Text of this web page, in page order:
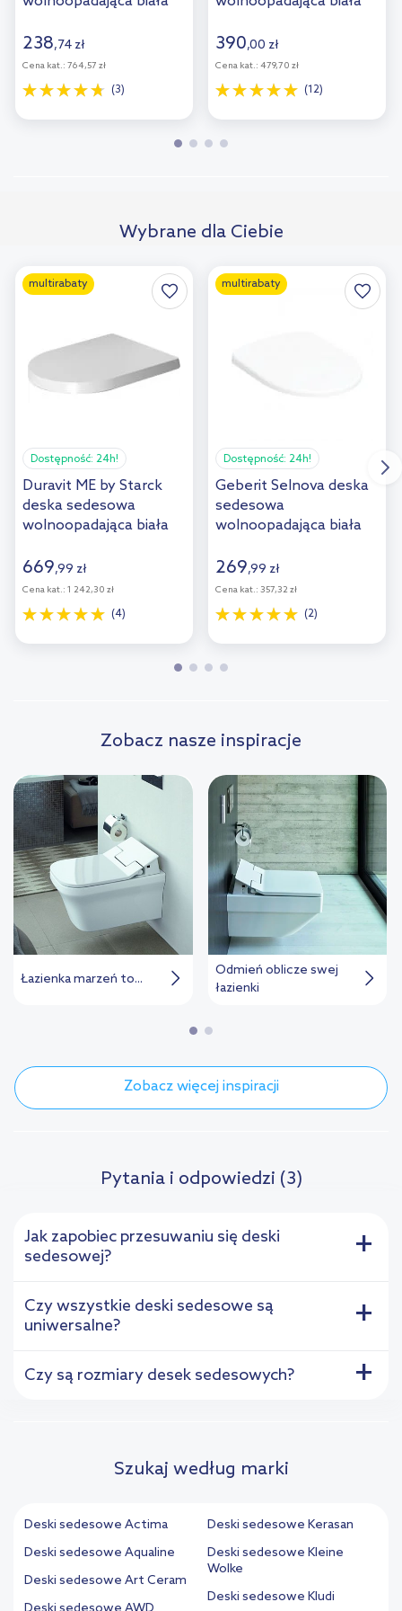
238,74 zł
Cena kat.: 764,57 zł
(3)
390,00 zł
Cena kat.: 479,70 zł
(12)
Wybrane dla Ciebie
multirabaty
Dostępność: 24h!
Duravit ME by Starck
deska sedesowa
wolnoopadająca biała
669,99 zł
Cena kat.: 1 242,30 zł
(4)
multirabaty
Dostępność: 24h!
Geberit Selnova deska
sedesowa
wolnoopadająca biała
269,99 zł
Cena kat.: 357,32 zł
(2)
Zobacz nasze inspiracje
Łazienka marzeń to...
Odmień oblicze swej
łazienki
Zobacz więcej inspiracji
Pytania i odpowiedzi (3)
Jak zapobiec przesuwaniu się deski
sedesowej?
+
Czy wszystkie deski sedesowe są
uniwersalne?
+
Czy są rozmiary desek sedesowych? +
Szukaj według marki
Deski sedesowe Actima
Deski sedesowe Aqualine
Deski sedesowe Art Ceram
Deski sedesowe Kerasan
Deski sedesowe Kleine
Wolke
Deski sedesowe Kludi